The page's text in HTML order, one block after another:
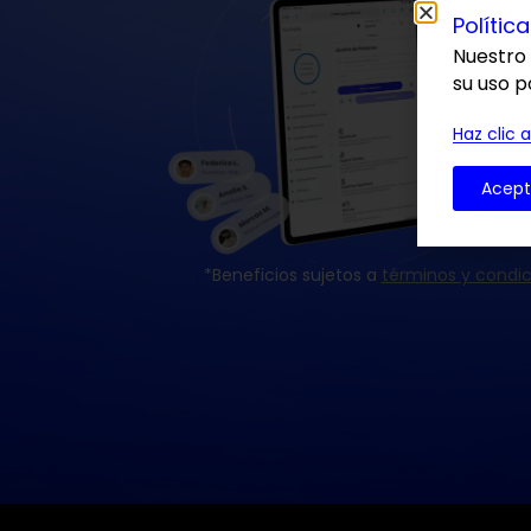
*Beneficios sujetos a términos y
su uso
Haz clic